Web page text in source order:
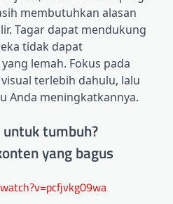
membutuhkan alasan
Tagar dapat mendukung
tidak dapat
lemah. Fokus pada
terlebih dahulu, lalu
Anda meningkatkannya.
tumbuh?
yang bagus